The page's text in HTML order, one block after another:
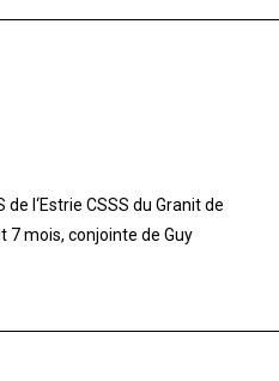
l‘Estrie CSSS du Granit de
7 mois, conjointe de Guy